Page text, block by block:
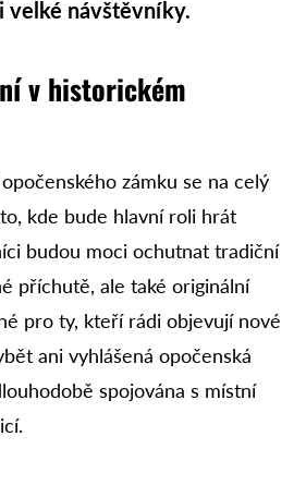
velké návštěvníky.
v historickém
zámku se na celý
kde bude hlavní roli hrát
budou moci ochutnat tradiční
příchutě, ale také originální
pro ty, kteří rádi objevují nové
ani vyhlášená opočenská
spojována s místní